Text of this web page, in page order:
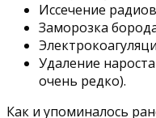
Иссечение
Заморозка
Удаление
очень редко).
Как и упоминалось